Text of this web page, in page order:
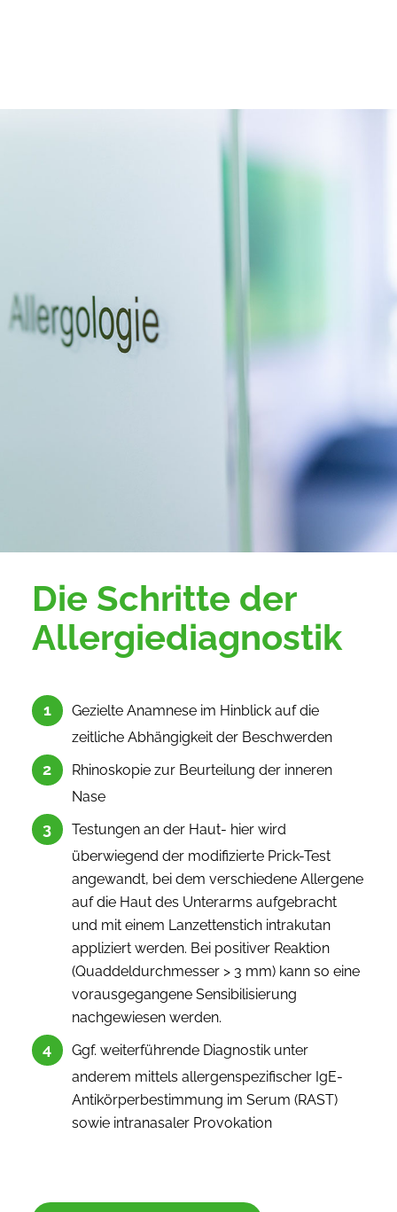
Die Schritte der
Allergie­diagnostik
Gezielte Anamnese im Hinblick auf die
zeitliche Abhängigkeit der Beschwerden
Rhinoskopie zur Beurteilung der inneren
Nase
Testungen an der Haut- hier wird
überwiegend der modifizierte Prick-Test
angewandt, bei dem verschiedene Allergene
auf die Haut des Unterarms aufgebracht
und mit einem Lanzettenstich intrakutan
appliziert werden. Bei positiver Reaktion
(Quaddeldurchmesser > 3 mm) kann so eine
vorausgegangene Sensibilisierung
nachgewiesen werden.
Ggf. weiterführende Diagnostik unter
anderem mittels allergenspezifischer IgE-
Antikörperbestimmung im Serum (RAST)
sowie intranasaler Provokation